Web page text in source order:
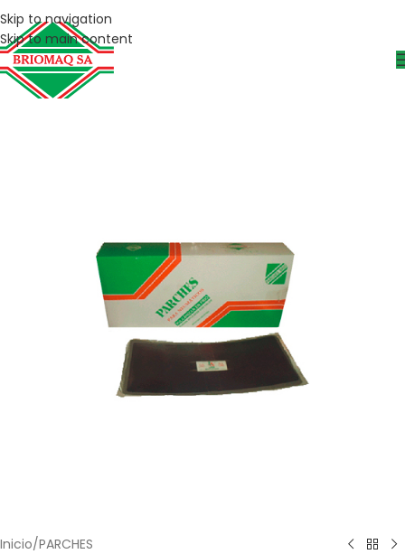
Skip to navigation
Skip to main content
Inicio/PARCHES